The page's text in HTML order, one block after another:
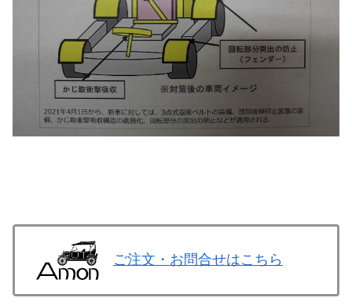
ご注文・お問合せはこちら